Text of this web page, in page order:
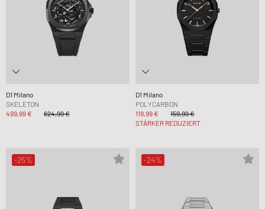
D1 Milano
SKELETON
499,99 €
624,99 €
D1 Milano
POLYCARBON
119,99 €
159,99 €
STÄRKER REDUZIERT
-25% -24%